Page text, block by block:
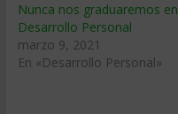
Nunca nos graduaremos en
Desarrollo Personal
marzo 9, 2021
En «Desarrollo Personal»